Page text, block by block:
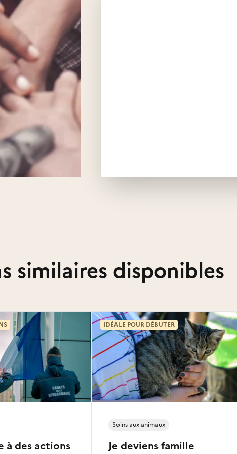
l'association
l'association
de l'association
de l'association
similaires disponibles
à des actions
Je deviens famille
Soins aux animaux
IDÉALE POUR DÉBUTER